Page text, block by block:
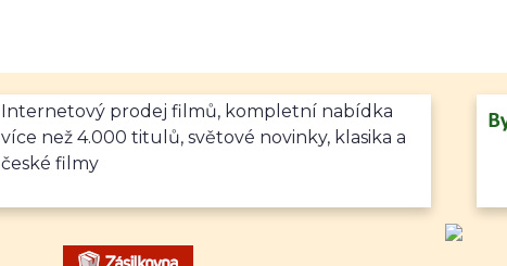
Internetový prodej filmů, kompletní nabídka
více než 4.000 titulů, světové novinky, klasika a
české filmy